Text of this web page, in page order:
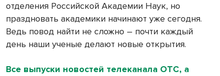
отделения Российской Академии Наук, но
праздновать академики начинают уже сегодня.
Ведь повод найти не сложно – почти каждый
день наши ученые делают новые открытия.
Все выпуски новостей телеканала ОТС, а